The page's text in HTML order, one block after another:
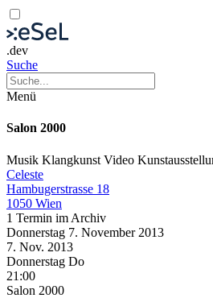
.dev
Suche
Menü
Salon 2000
Musik Klangkunst Video
Celeste
Hambugerstrasse 18
1050 Wien
1 Termin im Archiv
Donnerstag 7. November 2013
7. Nov. 2013
Donnerstag Do
21:00
Salon 2000